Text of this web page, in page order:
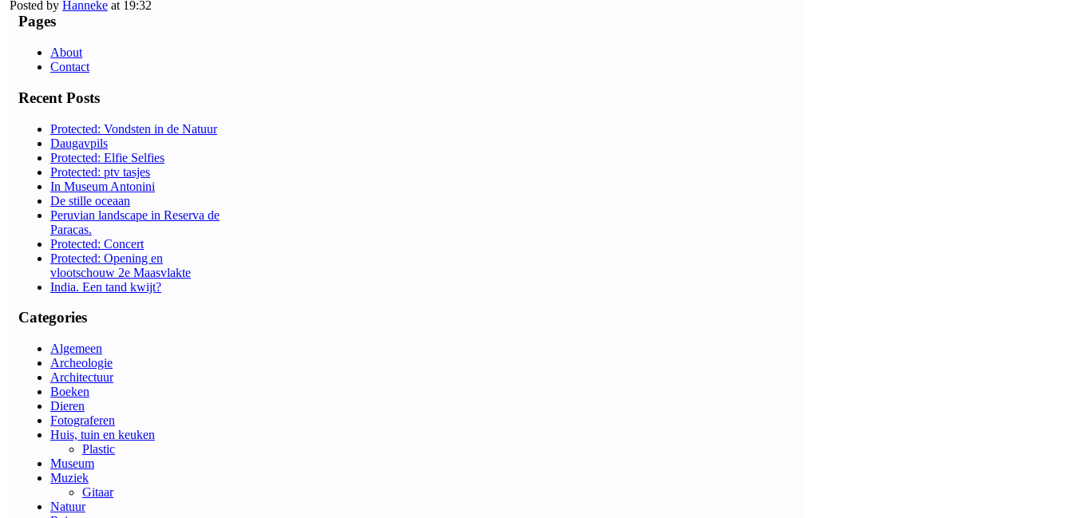
Posted by Hanneke at 19:32
Pages
About
Contact
Recent Posts
Protected: Vondsten in de Natuur
Daugavpils
Protected: Elfie Selfies
Protected: ptv tasjes
In Museum Antonini
De stille oceaan
Peruvian landscape in Reserva de
Paracas.
Protected: Concert
Protected: Opening en
vlootschouw 2e Maasvlakte
India. Een tand kwijt?
Categories
Algemeen
Archeologie
Architectuur
Boeken
Dieren
Fotograferen
Huis, tuin en keuken
Plastic
Museum
Muziek
Gitaar
Natuur